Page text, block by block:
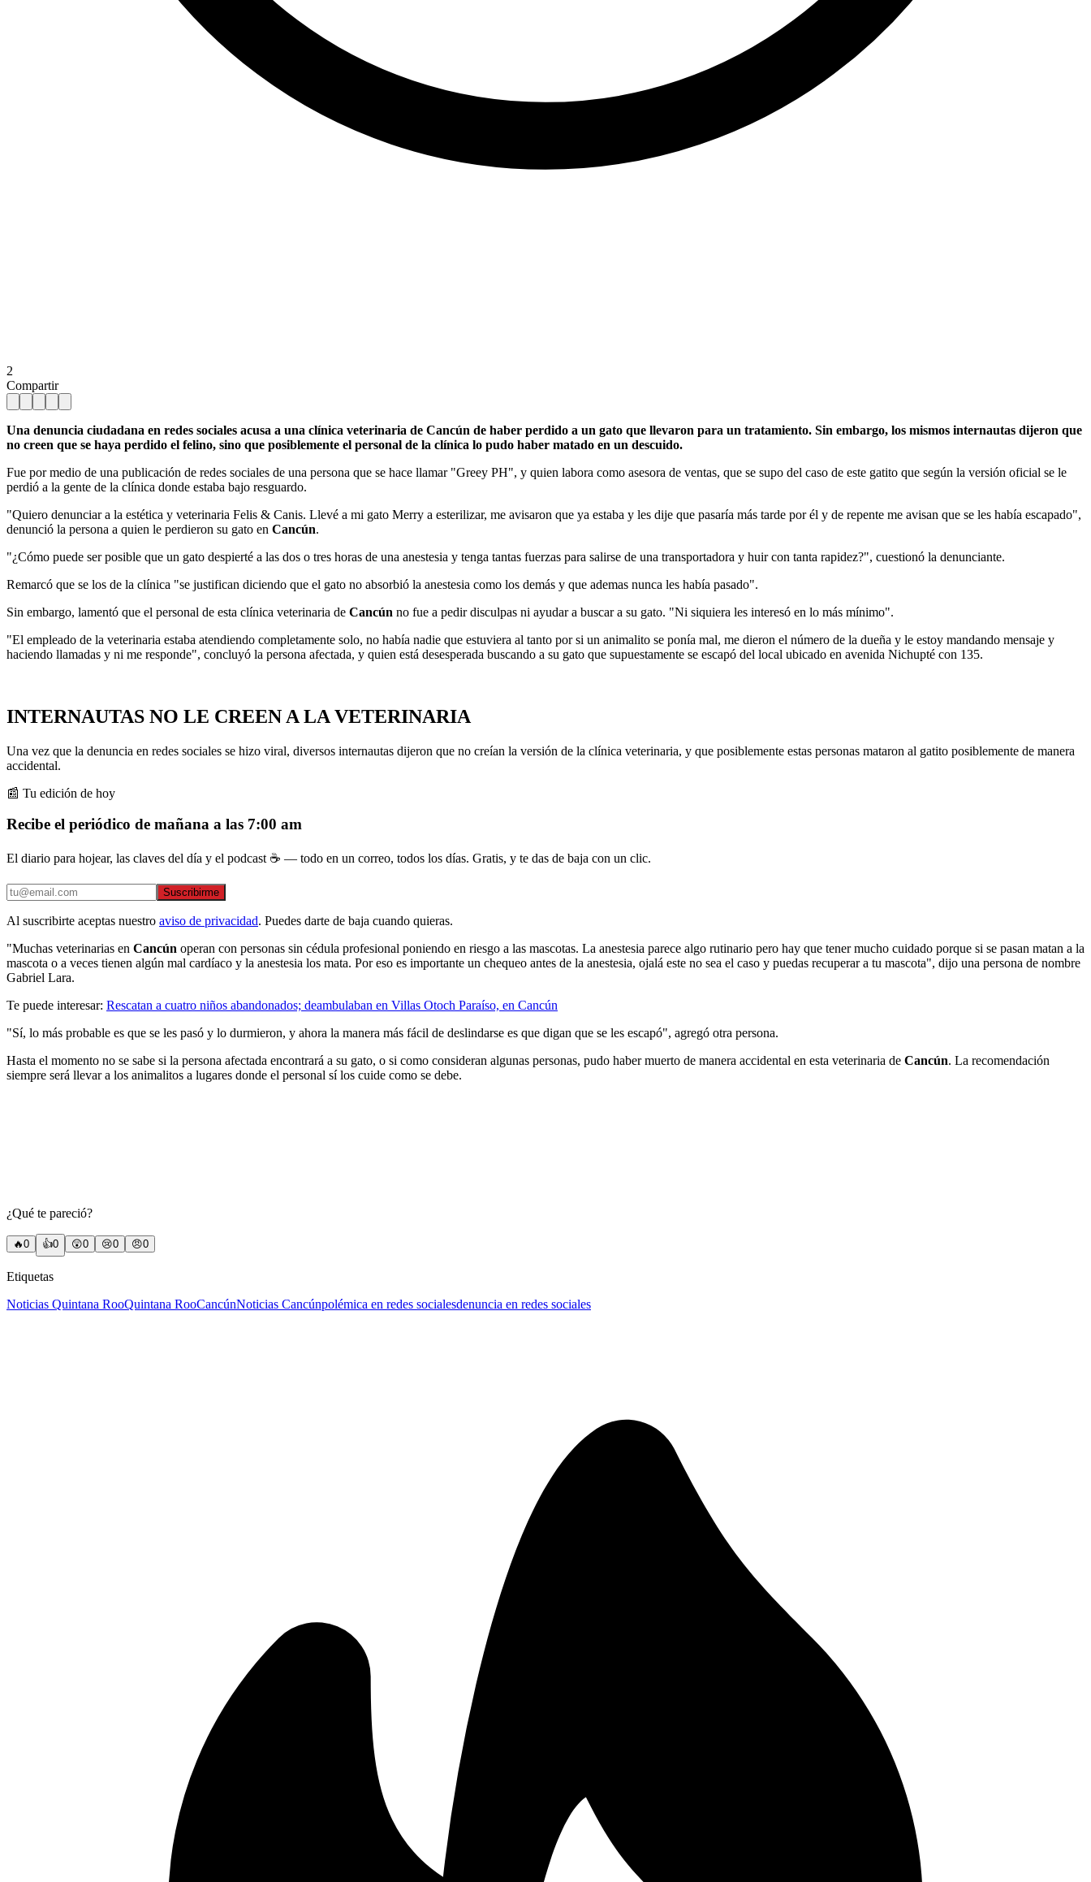
2
Compartir
Una denuncia ciudadana en redes sociales acusa a una clínica veterinaria de Cancún de haber perdido a un gato que llevaron para un tratamiento. Sin embargo, los mismos internautas dijeron que
no creen que se haya perdido el felino, sino que posiblemente el personal de la clínica lo pudo haber matado en un descuido.
Fue por medio de una publicación de redes sociales de una persona que se hace llamar "Greey PH", y quien labora como asesora de ventas, que se supo del caso de este gatito que según la versión oficial se le
perdió a la gente de la clínica donde estaba bajo resguardo.
"Quiero denunciar a la estética y veterinaria Felis & Canis. Llevé a mi gato Merry a esterilizar, me avisaron que ya estaba y les dije que pasaría más tarde por él y de repente me avisan que se les había escapado",
denunció la persona a quien le perdieron su gato en Cancún.
"¿Cómo puede ser posible que un gato despierté a las dos o tres horas de una anestesia y tenga tantas fuerzas para salirse de una transportadora y huir con tanta rapidez?", cuestionó la denunciante.
Remarcó que se los de la clínica "se justifican diciendo que el gato no absorbió la anestesia como los demás y que ademas nunca les había pasado".
Sin embargo, lamentó que el personal de esta clínica veterinaria de Cancún no fue a pedir disculpas ni ayudar a buscar a su gato. "Ni siquiera les interesó en lo más mínimo".
"El empleado de la veterinaria estaba atendiendo completamente solo, no había nadie que estuviera al tanto por si un animalito se ponía mal, me dieron el número de la dueña y le estoy mandando mensaje y
haciendo llamadas y ni me responde", concluyó la persona afectada, y quien está desesperada buscando a su gato que supuestamente se escapó del local ubicado en avenida Nichupté con 135.
INTERNAUTAS NO LE CREEN A LA VETERINARIA
Una vez que la denuncia en redes sociales se hizo viral, diversos internautas dijeron que no creían la versión de la clínica veterinaria, y que posiblemente estas personas mataron al gatito posiblemente de manera
accidental.
📰 Tu edición de hoy
Recibe el periódico de mañana a las 7:00 am
El diario para hojear, las claves del día y el podcast ☕ — todo en un correo, todos los días. Gratis, y te das de baja con un clic.
Suscribirme
Al suscribirte aceptas nuestro aviso de privacidad. Puedes darte de baja cuando quieras.
"Muchas veterinarias en Cancún operan con personas sin cédula profesional poniendo en riesgo a las mascotas. La anestesia parece algo rutinario pero hay que tener mucho cuidado porque si se pasan matan a la
mascota o a veces tienen algún mal cardíaco y la anestesia los mata. Por eso es importante un chequeo antes de la anestesia, ojalá este no sea el caso y puedas recuperar a tu mascota", dijo una persona de nombre
Gabriel Lara.
Te puede interesar: Rescatan a cuatro niños abandonados; deambulaban en Villas Otoch Paraíso, en Cancún
"Sí, lo más probable es que se les pasó y lo durmieron, y ahora la manera más fácil de deslindarse es que digan que se les escapó", agregó otra persona.
Hasta el momento no se sabe si la persona afectada encontrará a su gato, o si como consideran algunas personas, pudo haber muerto de manera accidental en esta veterinaria de Cancún. La recomendación
siempre será llevar a los animalitos a lugares donde el personal sí los cuide como se debe.
¿Qué te pareció?
🔥0 👍0 😲0 😢0 😠0
Etiquetas
Noticias Quintana RooQuintana RooCancúnNoticias Cancúnpolémica en redes socialesdenuncia en redes sociales